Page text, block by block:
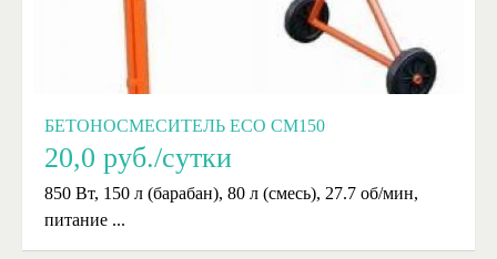
БЕТОНОСМЕСИТЕЛЬ ECO CM150
20,0 руб./сутки
850 Вт, 150 л (барабан), 80 л (смесь), 27.7 об/мин,
питание ...